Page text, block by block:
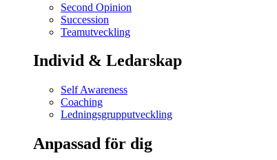
Second Opinion
Succession
Teamutveckling
Individ & Ledarskap
Self Awareness
Coaching
Ledningsgrupputveckling
Anpassad för dig